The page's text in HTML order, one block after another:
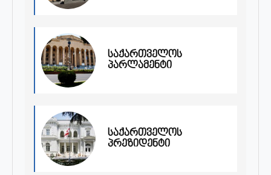
საქართველოს
პარლამენტი
საქართველოს
პრეზიდენტი